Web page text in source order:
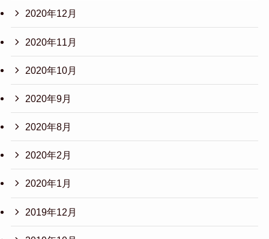
2020年12月
2020年11月
2020年10月
2020年9月
2020年8月
2020年2月
2020年1月
2019年12月